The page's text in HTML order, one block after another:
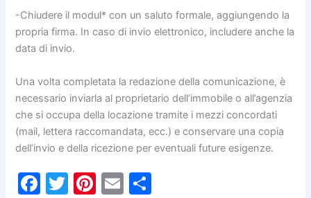
-Chiudere il modul* con un saluto formale, aggiungendo la
propria firma. In caso di invio elettronico, includere anche la
data di invio.
Una volta completata la redazione della comunicazione, è
necessario inviarla al proprietario dell’immobile o all’agenzia
che si occupa della locazione tramite i mezzi concordati
(mail, lettera raccomandata, ecc.) e conservare una copia
dell’invio e della ricezione per eventuali future esigenze.
F
T
Pi E